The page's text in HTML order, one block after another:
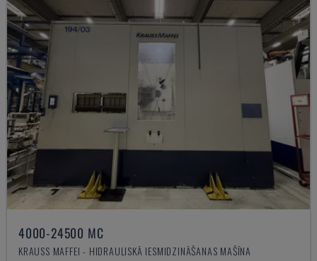
4000-24500 MC
KRAUSS MAFFEI - HIDRAULISKĀ IESMIDZINĀŠANAS MAŠĪNA